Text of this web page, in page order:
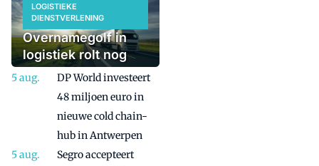
LOGISTIEKE
DIENSTVERLENING
Overnamegolf in
logistiek rolt nog
even doorDP World investeert
48 miljoen euro in
nieuwe cold chain-
hub in Antwerpen
Segro accepteert